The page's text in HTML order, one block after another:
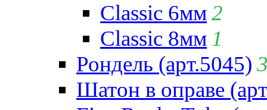
Classic 6мм2
Classic 8мм 1
Рондель (арт.5045)
Шатон в оправе